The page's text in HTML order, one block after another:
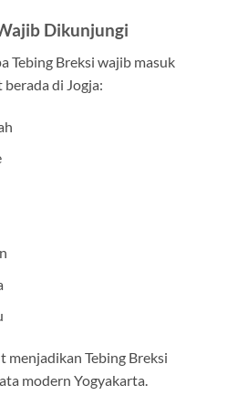
Dikunjungi
Tebing Breksi wajib masuk
di Jogja:
menjadikan Tebing Breksi
modern Yogyakarta.